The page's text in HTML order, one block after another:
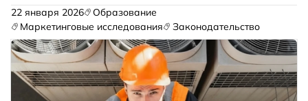
инженеров. При этом 73% респондентов
прогнозируют увеличение спроса на таких
специалистов в ближайшие 2-3 года.
22 января 2026
Образование
Маркетинговые исследования
Законодательство